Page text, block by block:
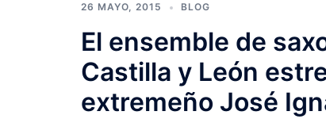
26 MAYO, 2015 BLOG
El ensemble de
Castilla y León
extremeño José